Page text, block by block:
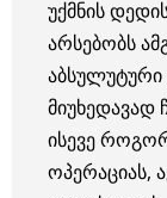
უქმნის
არსებობს
აბსულუტური
მიუხედავად
ისევე
ოპერაციას,